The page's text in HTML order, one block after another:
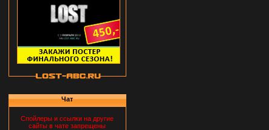
Чат
Спойлеры и ссылки на другие
сайты в чате запрещены